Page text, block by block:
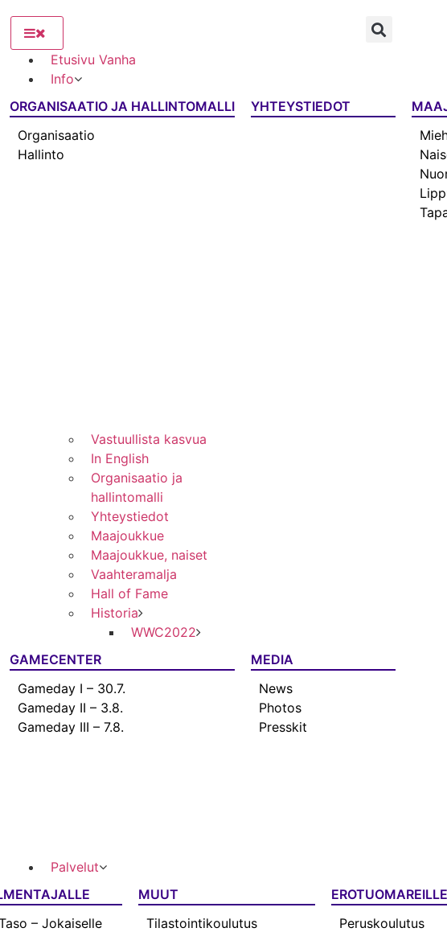
Etusivu Vanha
Info
ORGANISAATIO JA HALLINTOMALLI
Organisaatio
Hallinto
YHTEYSTIEDOT
Vastuullista kasvua
In English
Organisaatio ja
hallintomalli
Yhteystiedot
Maajoukkue
Maajoukkue, naiset
Vaahteramalja
Hall of Fame
Historia
WWC2022
GAMECENTER
Gameday I – 30.7.
Gameday II – 3.8.
Gameday III – 7.8.
MEDIA
News
Photos
Presskit
Palvelut
– Jokaiselle
MUUT
Tilastointikoulutus
EROTUOMAREILLE
Peruskoulutus